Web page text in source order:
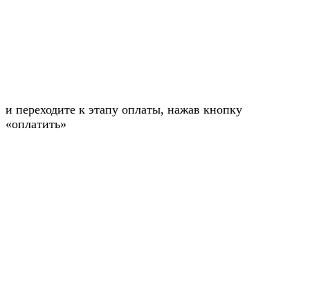
и переходите к этапу оплаты, нажав кнопку
«оплатить»